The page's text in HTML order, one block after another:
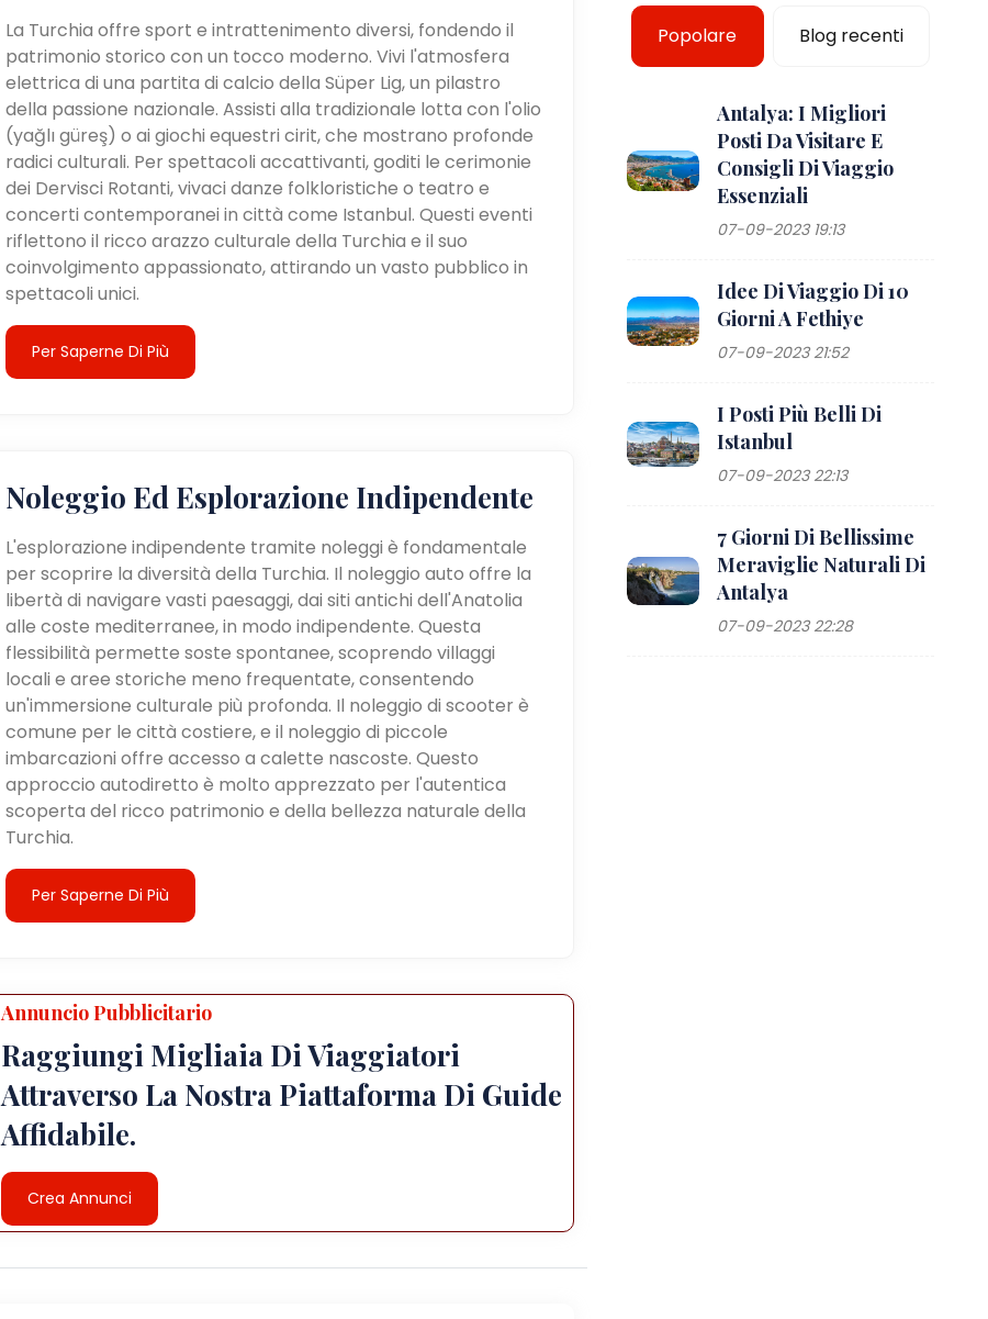
La Turchia offre sport e intrattenimento diversi, fondendo il
patrimonio storico con un tocco moderno. Vivi l'atmosfera
elettrica di una partita di calcio della Süper Lig, un pilastro
della passione nazionale. Assisti alla tradizionale lotta con l'olio
(yağlı güreş) o ai giochi equestri cirit, che mostrano profonde
radici culturali. Per spettacoli accattivanti, goditi le cerimonie
dei Dervisci Rotanti, vivaci danze folkloristiche o teatro e
concerti contemporanei in città come Istanbul. Questi eventi
riflettono il ricco arazzo culturale della Turchia e il suo
coinvolgimento appassionato, attirando un vasto pubblico in
spettacoli unici.
Per Saperne Di Più
Noleggio Ed Esplorazione Indipendente
L'esplorazione indipendente tramite noleggi è fondamentale
per scoprire la diversità della Turchia. Il noleggio auto offre la
libertà di navigare vasti paesaggi, dai siti antichi dell'Anatolia
alle coste mediterranee, in modo indipendente. Questa
flessibilità permette soste spontanee, scoprendo villaggi
locali e aree storiche meno frequentate, consentendo
un'immersione culturale più profonda. Il noleggio di scooter è
comune per le città costiere, e il noleggio di piccole
imbarcazioni offre accesso a calette nascoste. Questo
approccio autodiretto è molto apprezzato per l'autentica
scoperta del ricco patrimonio e della bellezza naturale della
Turchia.
Per Saperne Di Più
Annuncio Pubblicitario
Raggiungi Migliaia Di Viaggiatori
Attraverso La Nostra Piattaforma Di Guide
Affidabile.
Crea Annunci
Popolare Blog recenti
Antalya: I Migliori
Posti Da Visitare E
Consigli Di Viaggio
Essenziali
07-09-2023 19:13
Idee Di Viaggio Di 10
Giorni A Fethiye
07-09-2023 21:52
I Posti Più Belli Di
Istanbul
07-09-2023 22:13
7 Giorni Di Bellissime
Meraviglie Naturali Di
Antalya
07-09-2023 22:28